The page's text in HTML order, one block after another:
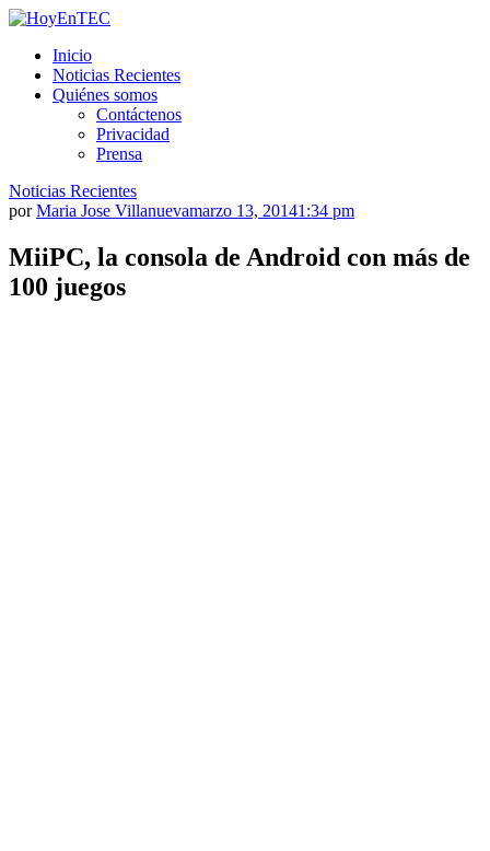
Saltar
contenido.
Inicio
Noticias Recientes
Quiénes somos
Contáctenos
Privacidad
Prensa
Noticias Recientes
porMaria Jose Villanuevamarzo 13, 20141:34 pm
MiiPC, la consola de Android con más de
100 juegos